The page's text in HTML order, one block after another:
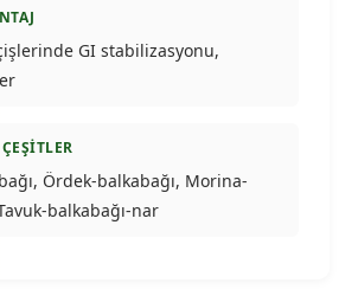
GI stabilizasyonu,
Ördek-balkabağı, Morina-
balkabağı-nar